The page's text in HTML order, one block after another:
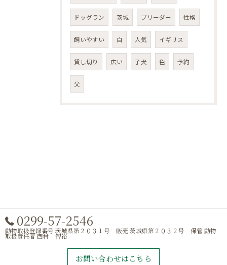
ドッグラン 茨城 ブリーダー 性格
飼いやすい 白 人気 イギリス
貸し切り 広い 子犬 色 予約
父
0299-57-2546
動物取扱登録番号 茨城県第２０３１号 販売 茨城県第２０３２号 保管 動物
取扱責任者 西村 智裕
お問い合わせはこちら